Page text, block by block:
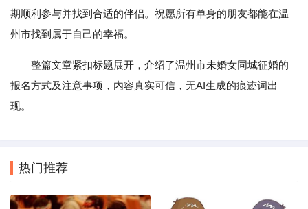
期顺利参与并找到合适的伴侣。祝愿所有单身的朋友都能在温
州市找到属于自己的幸福。
整篇文章紧扣标题展开，介绍了温州市未婚女同城征婚的
报名方式及注意事项，内容真实可信，无AI生成的痕迹词出
现。
热门推荐